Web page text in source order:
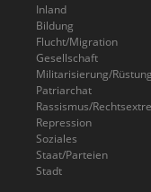
Inland
Bildung
Flucht/Migration
Gesellschaft
Militarisierung/Rüstung
Patriarchat
Rassismus/
Repression
Soziales
Staat/Parteien
Stadt